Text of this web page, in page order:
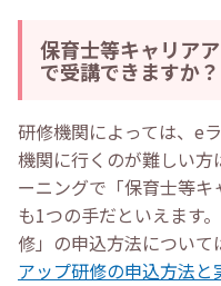
保育士等キャリア
で受講できますか？
研修機関によっては、e
機関に行くのが難しい方
ーニングで「保育士等キ
も1つの手だといえます
修」の申込方法について
アップ研修の申込方法と